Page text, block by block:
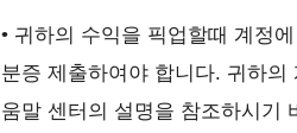
• 귀하의 수익을 픽업할때 계정
분증 제출하여야 합니다. 귀하
움말 센터의 설명을 참조하시기